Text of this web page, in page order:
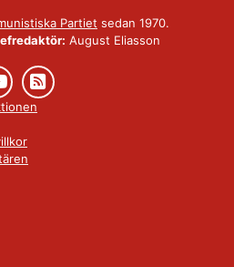
Partiet sedan 1970.
August Eliasson